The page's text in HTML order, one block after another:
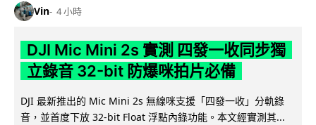
Vin 4 小時
DJI Mic Mini 2s 實測 四發一收同步獨
立錄音 32-bit 防爆咪拍片必備
DJI 最新推出的 Mic Mini 2s 無線咪支援「四發一收」分軌錄
音，並首度下放 32-bit Float 浮點內錄功能。本文經實測其...